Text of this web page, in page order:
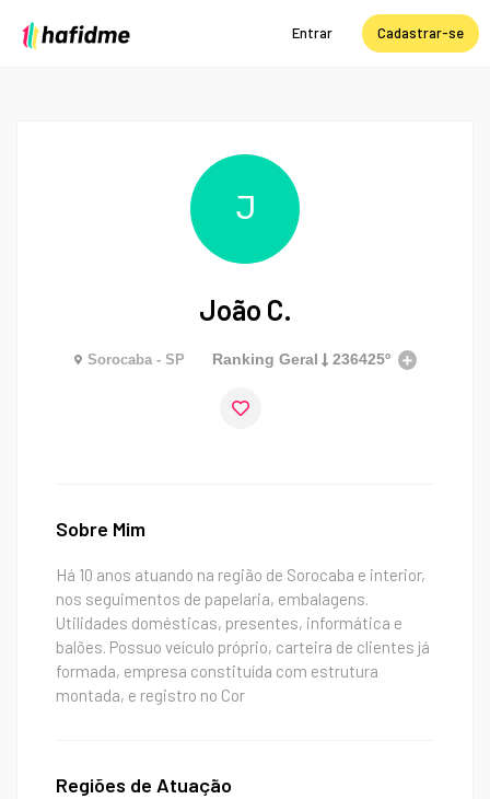
Entrar Cadastrar-se
J
João C.
Sorocaba - SP Ranking Geral 236425º
Sobre Mim
Há 10 anos atuando na região de Sorocaba e interior,
nos seguimentos de papelaria, embalagens.
Utilidades domésticas, presentes, informática e
balões. Possuo veículo próprio, carteira de clientes já
formada, empresa constituída com estrutura
montada, e registro no Cor
Regiões de Atuação